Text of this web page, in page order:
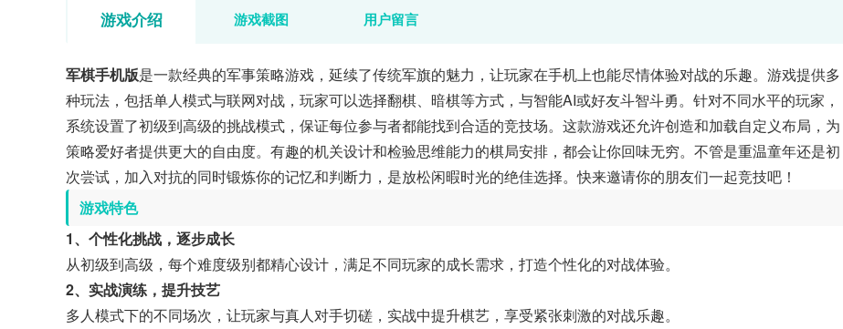
游戏介绍 游戏截图 用户留言
军棋手机版是一款经典的军事策略游戏，延续了传统军旗的魅力，让玩家在手机上也能尽情体验对战的乐趣。游戏提供多
种玩法，包括单人模式与联网对战，玩家可以选择翻棋、暗棋等方式，与智能AI或好友斗智斗勇。针对不同水平的玩家，
系统设置了初级到高级的挑战模式，保证每位参与者都能找到合适的竞技场。这款游戏还允许创造和加载自定义布局，为
策略爱好者提供更大的自由度。有趣的机关设计和检验思维能力的棋局安排，都会让你回味无穷。不管是重温童年还是初
次尝试，加入对抗的同时锻炼你的记忆和判断力，是放松闲暇时光的绝佳选择。快来邀请你的朋友们一起竞技吧！
游戏特色
1、个性化挑战，逐步成长
从初级到高级，每个难度级别都精心设计，满足不同玩家的成长需求，打造个性化的对战体验。
2、实战演练，提升技艺
多人模式下的不同场次，让玩家与真人对手切磋，实战中提升棋艺，享受紧张刺激的对战乐趣。